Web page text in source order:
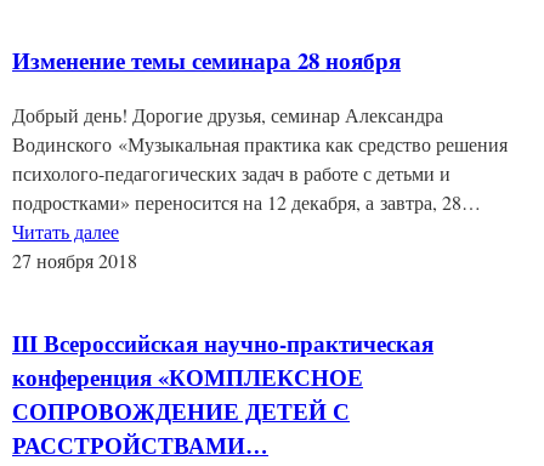
Изменение темы семинара 28 ноября
Добрый день! Дорогие друзья, семинар Александра
Водинского «Музыкальная практика как средство решения
психолого-педагогических задач в работе с детьми и
подростками» переносится на 12 декабря, а завтра, 28…
Читать далее
27 ноября 2018
III Всероссийская научно-практическая
конференция «КОМПЛЕКСНОЕ
СОПРОВОЖДЕНИЕ ДЕТЕЙ С
РАССТРОЙСТВАМИ…